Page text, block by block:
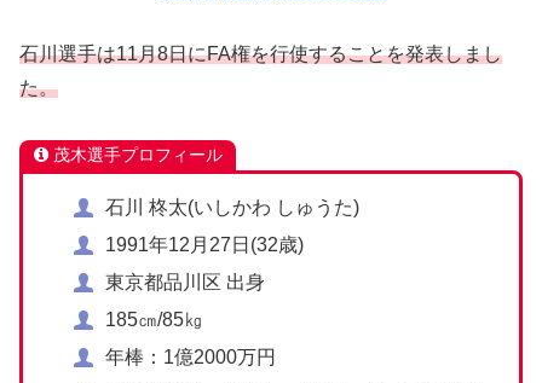
石川選手は11月8日にFA権を行使することを発表しまし
た。
茂木選手プロフィール
石川 柊太(いしかわ しゅうた)
1991年12月27日(32歳)
東京都品川区 出身
185㎝/85㎏
年棒：1億2000万円